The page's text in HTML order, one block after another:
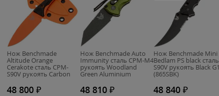
Нож Benchmade
Altitude Orange
Cerakote сталь CPM-
S90V рукоять Carbon
Fiber (15201OR)
48 800 ₽
Нож Benchmade Auto
Immunity сталь CPM-M4
рукоять Woodland
Green Aluminium
48 810 ₽
Нож Benchmade Mini
Bedlam PS black сталь
S90V рукоять Black
(865SBK)
48 840 ₽